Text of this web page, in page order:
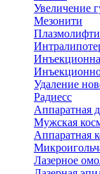
Увеличение
Мезонити
Удаление
Радиесс
Аппаратная
Мужская
Аппаратная
Лазерное